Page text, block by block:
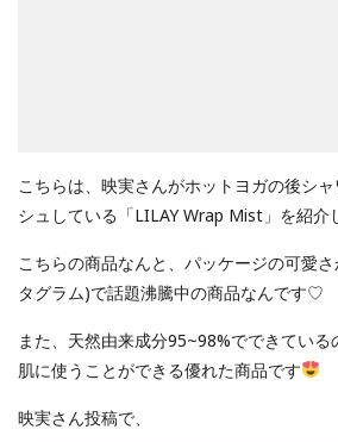
こちらは、映実さんがホットヨガの後シ
シュしている「LILAY Wrap Mist」を紹介
こちらの商品なんと、パッケージの可愛
タグラム)で話題沸騰中の商品なんです♡
また、天然由来成分95~98%でできている
肌に使うことができる優れた商品です
映実さん投稿で、